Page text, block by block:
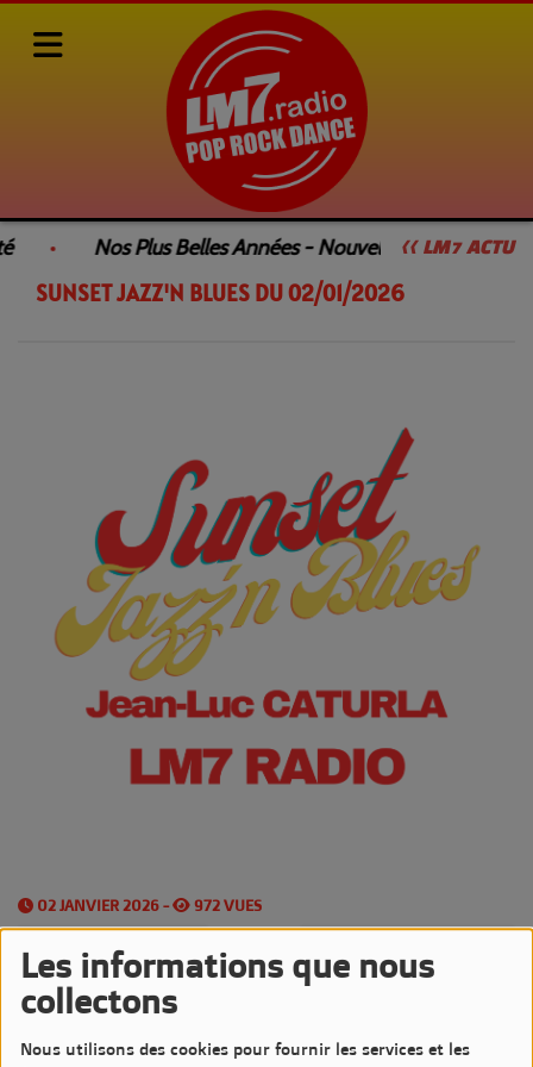
Les informations que nous
collectons
Nous utilisons des cookies pour fournir les services et les
<< LM7 ACTU
Nos Plus Belles Années - Nouvelle Émission
Rediffusions de nos émissions SUNSET JAZZ'N BLUES
SUNSET JAZZ'N BLUES DU 02/01/2026
02 JANVIER 2026 - 972 VUES
Écouter le podcast
LesVendredis
avec l'émissionSunset Jazz'n Blues